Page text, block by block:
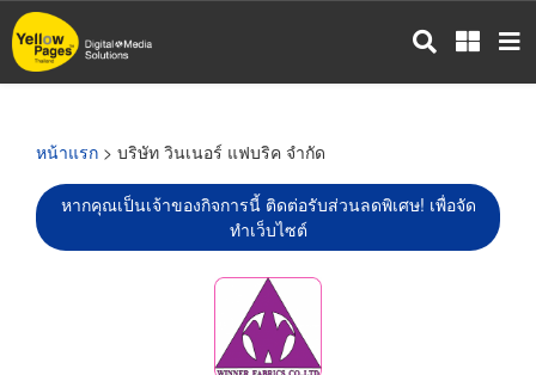
ข้าม
ไป
หน้าแรก > บริษัท วินเนอร์ แฟบริค จำกัด
หากคุณเป็นเจ้าของกิจการนี้ ติดต่อรับส่วนลดพิเศษ! เพื่อจัด
ทำเว็บไซต์